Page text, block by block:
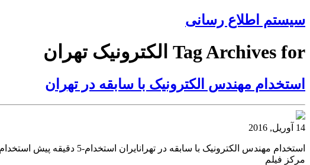
سیستم اطلاع رسانی
Tag Archives for الکترونیک تهران
استخدام مهندس الکترونیک با سابقه در تهران
14 آوریل, 2016
مرکز فیلم